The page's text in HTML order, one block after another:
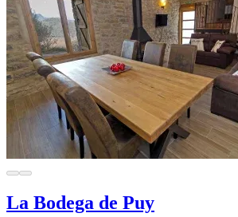
La Bodega de Puy